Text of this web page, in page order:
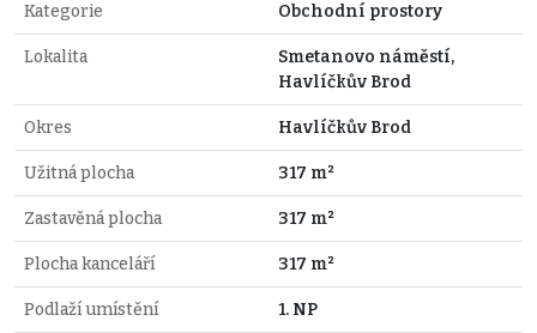
Kategorie Obchodní prostory
Lokalita
Smetanovo náměstí,
Havlíčkův Brod
Okres Havlíčkův Brod
Užitná plocha 317 m²
Zastavěná plocha 317 m²
Plocha kanceláří 317 m²
Podlaží umístění 1. NP